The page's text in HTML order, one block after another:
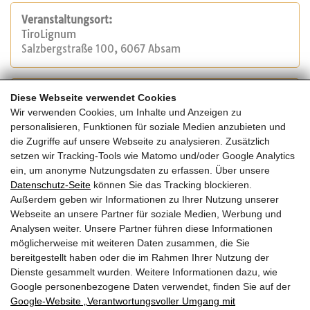
Diese Webseite verwendet Cookies
Wir verwenden Cookies, um Inhalte und Anzeigen zu
personalisieren, Funktionen für soziale Medien anzubieten und
die Zugriffe auf unsere Webseite zu analysieren. Zusätzlich
setzen wir Tracking-Tools wie Matomo und/oder Google Analytics
ein, um anonyme Nutzungsdaten zu erfassen. Über unsere
Datenschutz-Seite können Sie das Tracking blockieren.
Außerdem geben wir Informationen zu Ihrer Nutzung unserer
Webseite an unsere Partner für soziale Medien, Werbung und
Analysen weiter. Unsere Partner führen diese Informationen
möglicherweise mit weiteren Daten zusammen, die Sie
bereitgestellt haben oder die im Rahmen Ihrer Nutzung der
Dienste gesammelt wurden. Weitere Informationen dazu, wie
Google personenbezogene Daten verwendet, finden Sie auf der
Google‑Website „Verantwortungsvoller Umgang mit
Veranstaltungsort:
TiroLignum
Salzbergstraße 100, 6067 Absam
Veranstalter:
KOPPELHUBER² und Partner – consulting engineers &
architects ZT OG
Tel.: +43 (0)316 / 812467
E-Mail:office@koppelhuber-partner.at
Website
Kosten:
450 € exkl. Ust.
Zurück zur Übersicht